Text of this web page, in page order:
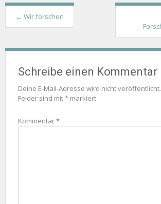
Post
navigation
← Wir forschen
Schreibe einen Kommentar
Deine E-Mail-Adresse wird nicht veröffentlicht.
Felder sind mit* markiert
Kommentar*